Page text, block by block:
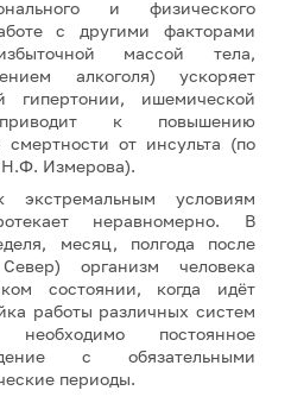
и физического
с другими факторами
массой тела,
алкоголя) ускоряет
гипертонии, ишемической
к повышению
от инсульта (по
Измерова).
условиям
неравномерно. В
месяц, полгода после
организм человека
состоянии, когда идёт
работы различных систем
постоянное
с обязательными
периоды.